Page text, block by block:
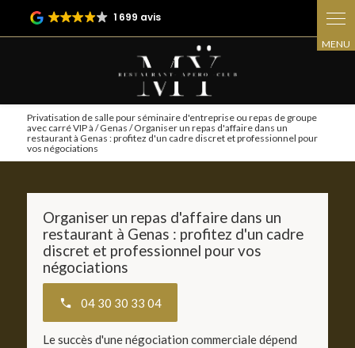
1 699 avis
Privatisation de salle pour séminaire d'entreprise ou repas de groupe
avec carré VIP à / Genas / Organiser un repas d'affaire dans un
restaurant à Genas : profitez d'un cadre discret et professionnel pour
vos négociations
Organiser un repas d'affaire dans un
restaurant à Genas : profitez d'un cadre
discret et professionnel pour vos
négociations
04 30 30 33 04
Le succès d'une négociation commerciale dépend